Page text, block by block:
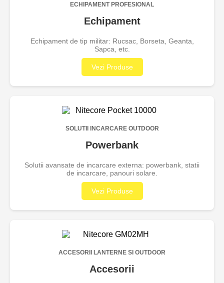
ECHIPAMENT PROFESIONAL
Echipament
Echipament de tip militar: Rucsac, Borseta, Geanta,
Sapca, etc.
Vezi Produse
SOLUTII INCARCARE OUTDOOR
Powerbank
Solutii avansate de incarcare externa: powerbank, statii
de incarcare, panouri solare.
Vezi Produse
ACCESORII LANTERNE SI OUTDOOR
Accesorii